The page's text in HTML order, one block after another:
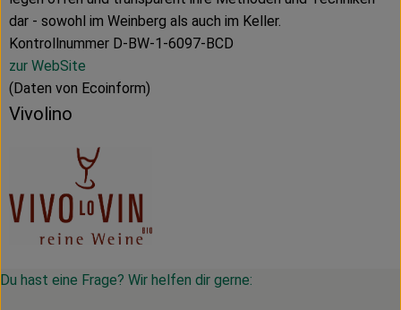
dar - sowohl im Weinberg als auch im Keller.
Kontrollnummer D-BW-1-6097-BCD
zur WebSite
(Daten von Ecoinform)
Vivolino
Du hast eine Frage? Wir helfen dir gerne: